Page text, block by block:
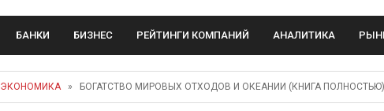
БАНКИ БИЗНЕС РЕЙТИНГИ КОМПАНИЙ АНАЛИТИКА
ЭКОНОМИКА» БОГАТСТВО МИРОВЫХ ОТХОДОВ И ОКЕАНИИ (КНИГА ПОЛНОСТЬЮ)